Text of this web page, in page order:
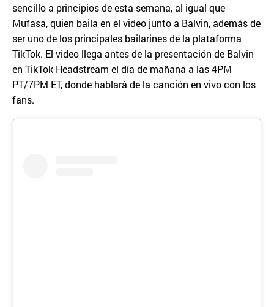
sencillo a principios de esta semana, al igual que
Mufasa, quien baila en el video junto a Balvin, además de
ser uno de los principales bailarines de la plataforma
TikTok. El video llega antes de la presentación de Balvin
en TikTok Headstream el día de mañana a las 4PM
PT/7PM ET, donde hablará de la canción en vivo con los
fans.